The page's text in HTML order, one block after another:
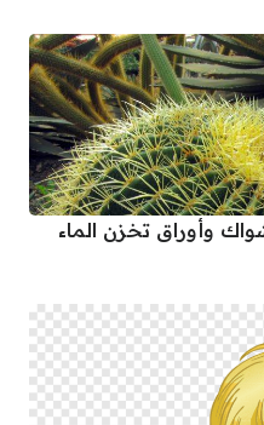
وأوراق تخزن الماء